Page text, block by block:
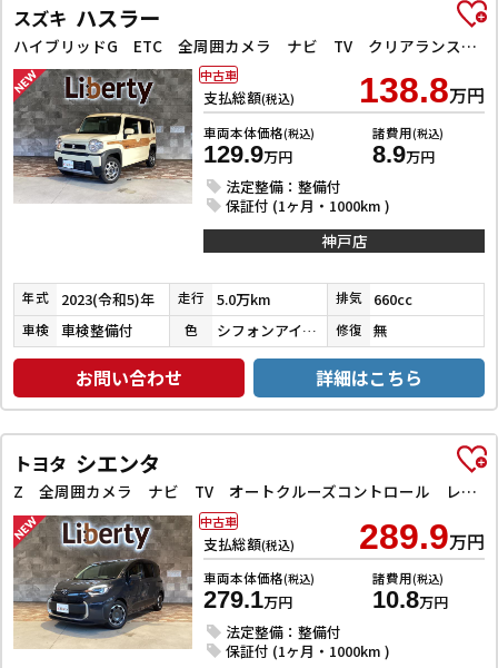
スズキ ハスラー
ハイブリッドG ETC 全周囲カメラ ナビ TV クリアランスソナー オートクルーズコントロール レーンアシスト 衝突被害軽減システム オートライト スマートキー アイドリングストップ
支払総額(税込) 138.8万円
車両本体価格(税込)
129.9万円
諸費用(税込)
8.9万円
法定整備：整備付
保証付 (1ヶ月・1000km )
中古車
神戸店
年式 2023(令和5)年 走行 5.0万km 排気 660cc
車検 車検整備付 色 シフォンアイボリーメタリック 修復 無
お問い合わせ 詳細はこちら
トヨタ シエンタ
Z 全周囲カメラ ナビ TV オートクルーズコントロール レーンアシスト 衝突被害軽減システム 両側電動スライドドア オートマチックハイビーム オートライト LEDヘッドランプ スマートキー
支払総額(税込) 289.9万円
車両本体価格(税込)
279.1万円
諸費用(税込)
10.8万円
法定整備：整備付
保証付 (1ヶ月・1000km )
中古車